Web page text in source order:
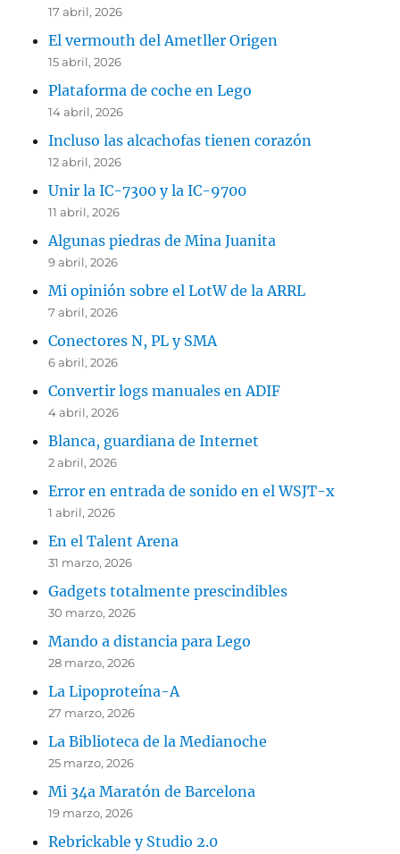
17 abril, 2026
El vermouth del Ametller Origen
15 abril, 2026
Plataforma de coche en Lego
14 abril, 2026
Incluso las alcachofas tienen corazón
12 abril, 2026
Unir la IC-7300 y la IC-9700
11 abril, 2026
Algunas piedras de Mina Juanita
9 abril, 2026
Mi opinión sobre el LotW de la ARRL
7 abril, 2026
Conectores N, PL y SMA
6 abril, 2026
Convertir logs manuales en ADIF
4 abril, 2026
Blanca, guardiana de Internet
2 abril, 2026
Error en entrada de sonido en el WSJT-x
1 abril, 2026
En el Talent Arena
31 marzo, 2026
Gadgets totalmente prescindibles
30 marzo, 2026
Mando a distancia para Lego
28 marzo, 2026
La Lipoproteína-A
27 marzo, 2026
La Biblioteca de la Medianoche
25 marzo, 2026
Mi 34a Maratón de Barcelona
19 marzo, 2026
Rebrickable y Studio 2.0